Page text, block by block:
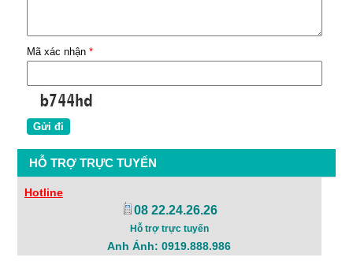
Mã xác nhận *
HỖ TRỢ TRỰC TUYẾN
Hotline
08 22.24.26.26
Hỗ trợ trực tuyến
Anh Ánh: 0919.888.986